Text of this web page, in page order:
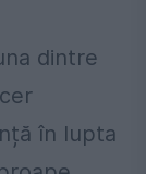
dintre
în lupta